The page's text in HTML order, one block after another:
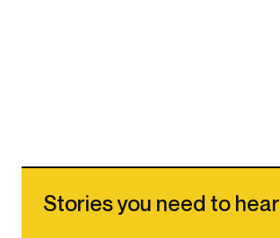
Stories you need to hear